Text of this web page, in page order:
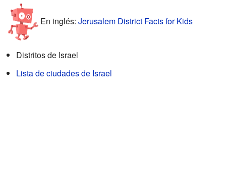
En inglés: Jerusalem District Facts for Kids
Distritos de Israel
Lista de ciudades de Israel